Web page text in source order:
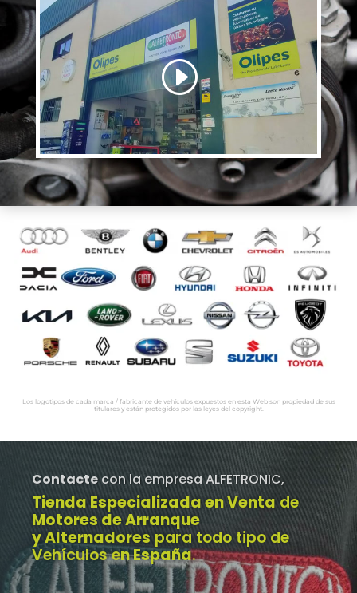
Los logotipos de cada marca / fabricante de vehículos expuestos en esta Web son propiedad de sus
titulares y están protegidos por las leyes del copyright.
Contacte con la empresa ALFETRONIC,
Tienda Especializada en Venta de
Motores de Arranque
y Alternadores para todo tipo de
Vehículos en España.